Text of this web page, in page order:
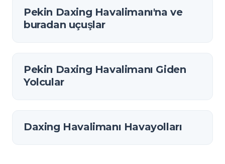
Pekin Daxing Havalimanı'na ve
buradan uçuşlar
Pekin Daxing Havalimanı Giden
Yolcular
Daxing Havalimanı Havayolları